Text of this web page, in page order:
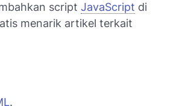
script JavaScript di
menarik artikel terkait
.